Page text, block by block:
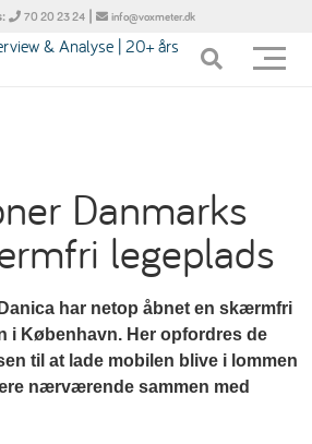
70 20 23 24 | info@voxmeter.dk
Danmarks
legeplads
har netop åbnet en skærmfri
i København. Her opfordres de
til at lade mobilen blive i lommen
nærværende sammen med